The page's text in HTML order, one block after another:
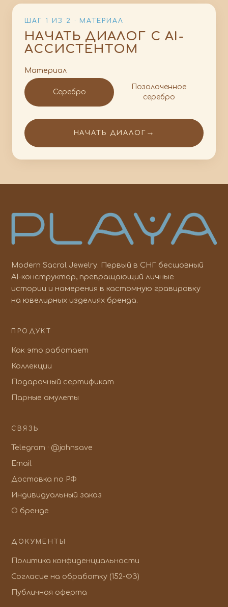
ШАГ 1 ИЗ 2 · МАТЕРИАЛ
НАЧАТЬ ДИАЛОГ С AI-
АССИСТЕНТОМ
Материал
Серебро
Позолоченное
серебро
НАЧАТЬ ДИАЛОГ →
Modern Sacral Jewelry. Первый в СНГ бесшовный
AI-конструктор, превращающий личные
истории и намерения в кастомную гравировку
на ювелирных изделиях бренда.
ПРОДУКТ
Как это работает
Коллекции
Подарочный сертификат
Парные амулеты
СВЯЗЬ
Telegram · @johnsave
Email
Доставка по РФ
Индивидуальный заказ
О бренде
ДОКУМЕНТЫ
Политика конфиденциальности
Согласие на обработку (152-ФЗ)
Публичная оферта